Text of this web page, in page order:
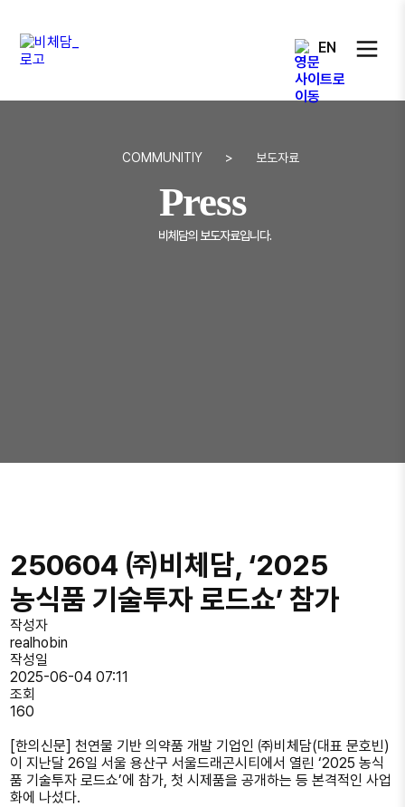
EN
COMMUNITIY > 보도자료
Press
비체담의 보도자료입니다.
250604 ㈜비체담, ‘2025
농식품 기술투자 로드쇼’ 참가
작성자
realhobin
작성일
2025-06-04 07:11
조회
160
[한의신문] 천연물 기반 의약품 개발 기업인 ㈜비체담(대표 문호빈)
이 지난달 26일 서울 용산구 서울드래곤시티에서 열린 ‘2025 농식
품 기술투자 로드쇼’에 참가, 첫 시제품을 공개하는 등 본격적인 사업
화에 나섰다.